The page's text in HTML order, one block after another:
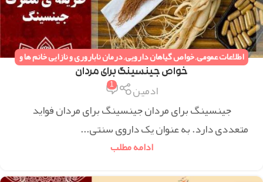
اطلاعات عمومی,خواص گیاهان دارویی,درمان ناباروری و نازایی خانم ها و
دستورات طب سنتی,همه مقالات
خواص جینسینگ برای مردان
ادمین 1
جینسینگ برای مردان جینسینگ برای مردان فواید
متعددی دارد. به عنوان یک داروی سنتی...
ادامه مطلب